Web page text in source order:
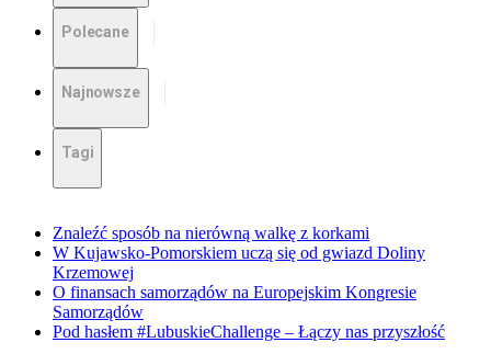
Polecane
Najnowsze
Tagi
Znaleźć sposób na nierówną walkę z korkami
W Kujawsko-Pomorskiem uczą się od gwiazd Doliny
Krzemowej
O finansach samorządów na Europejskim Kongresie
Samorządów
Pod hasłem #LubuskieChallenge – Łączy nas przyszłość